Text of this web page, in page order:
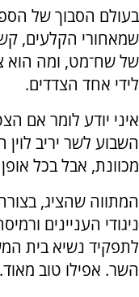
בעולם הסבוך של
שמאחורי הקלעים,
של שח־מט, ומה הוא
לידי אחד הצדדים.
איני יודע לומר אם
השבוע לשר יריב
מכוונת, אבל בכל
המתווה שהציג,
ניגודי העניינים
לתפקיד נשיא בית
השר. אפילו טוב מאוד.